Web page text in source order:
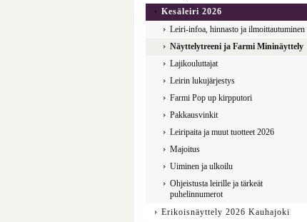
Kesäleiri 2026
Leiri-infoa, hinnasto ja ilmoittautuminen
Näyttelytreeni ja Farmi Mininäyttely
Lajikouluttajat
Leirin lukujärjestys
Farmi Pop up kirpputori
Pakkausvinkit
Leiripaita ja muut tuotteet 2026
Majoitus
Uiminen ja ulkoilu
Ohjeistusta leirille ja tärkeät
puhelinnumerot
Erikoisnäyttely 2026 Kauhajoki